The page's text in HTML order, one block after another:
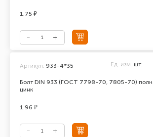
1.75 ₽
Болт DIN 933 (ГОСТ 7798-70, 7805-70)
цинк
Артикул: 933-4*35 Ед. изм. шт.
1.96 ₽